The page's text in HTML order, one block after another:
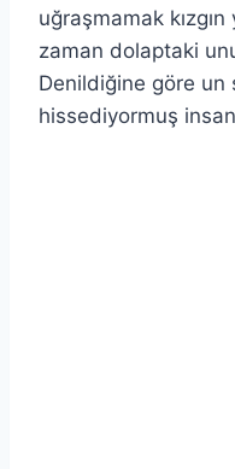
uğraşmamak
zaman dolaptaki
Denildiğine göre un
hissediyormuş